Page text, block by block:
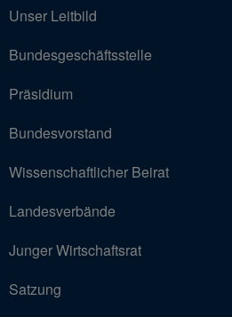
Unser Leitbild
Bundesgeschäftsstelle
Präsidium
Bundesvorstand
Wissenschaftlicher Beirat
Landesverbände
Junger Wirtschaftsrat
Satzung